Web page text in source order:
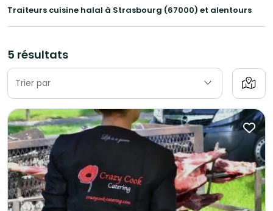
Traiteurs cuisine halal à Strasbourg (67000) et alentours
5 résultats
Trier par